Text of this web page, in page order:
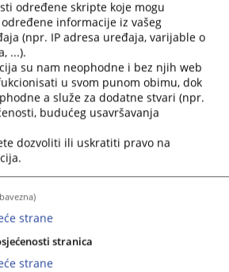
određene skripte koje mogu
informacije iz vašeg
(npr. IP adresa uređaja, varijable o
...).
su nam neophodne i bez njih web
u svom punom obimu, dok
a služe za dodatne stvari (npr.
budućeg usavršavanja
dozvoliti ili uskratiti pravo na
strane
stranica
strane